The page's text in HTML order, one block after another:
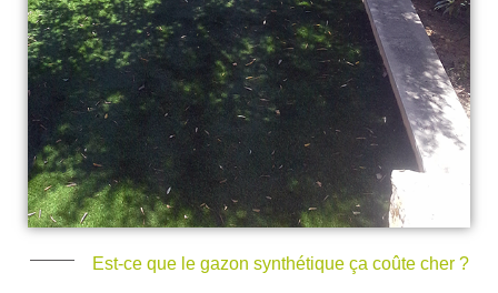
Est-ce que le gazon synthétique ça coûte cher ?